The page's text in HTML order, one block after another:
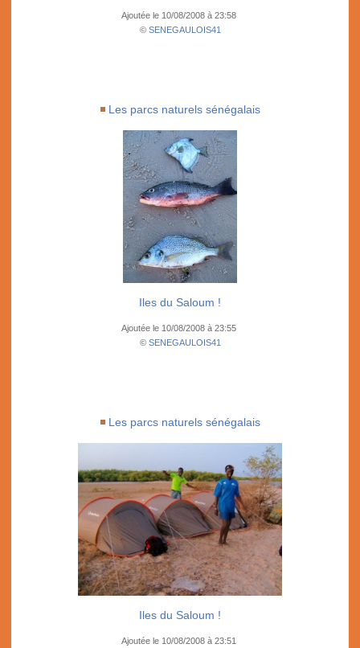
Ajoutée le 10/08/2008 à 23:58
© SENEGAULOIS41
Les parcs naturels sénégalais
Iles du Saloum !
Ajoutée le 10/08/2008 à 23:55
© SENEGAULOIS41
Les parcs naturels sénégalais
Iles du Saloum !
Ajoutée le 10/08/2008 à 23:51